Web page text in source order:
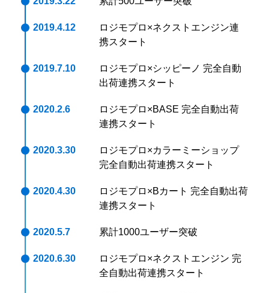
2019.4.12
ロジモプロ×ネクストエンジン連
携スタート
2019.7.10
ロジモプロ×シッピーノ 完全自動
出荷連携スタート
2020.2.6
ロジモプロ×BASE 完全自動出荷
連携スタート
2020.3.30
ロジモプロ×カラーミーショップ
完全自動出荷連携スタート
2020.4.30
ロジモプロ×Bカート 完全自動出荷
連携スタート
2020.5.7 累計1000ユーザー突破
2020.6.30
ロジモプロ×ネクストエンジン 完
全自動出荷連携スタート